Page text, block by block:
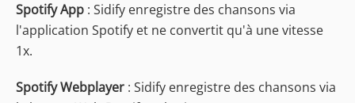
Spotify App : Sidify enregistre des chansons via
l'application Spotify et ne convertit qu'à une vitesse
1x.
Spotify Webplayer : Sidify enregistre des chansons via